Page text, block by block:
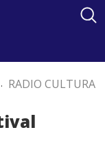
. RADIO CULTURA